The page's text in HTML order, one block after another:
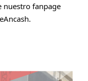
nuestro fanpage